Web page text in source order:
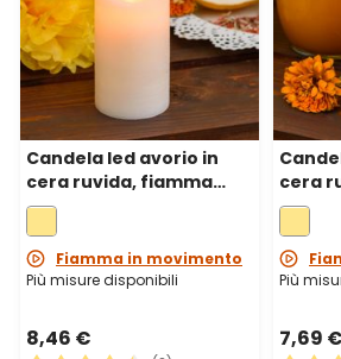
Candela led avorio in
cera ruvida, fiamma
mobile, h 15 cm, Ø 7,5 cm
Fiamma in movimento
Più misure disponibili
8,46 €
cera
cm
Più
7,69 €